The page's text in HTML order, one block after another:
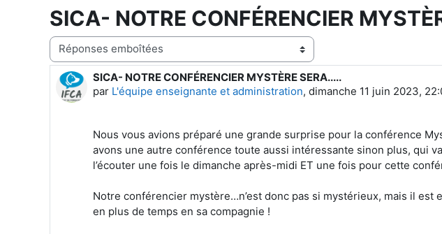
SICA- NOTRE CONFÉRENCIER
Type d’affichage
SICA- NOTRE CONFÉRENCIER MYSTÈRE SERA.....
par L'équipe enseignante et administration, dimanche 11 juin 2023,
Nombre de réponses : 0
Nous vous avions préparé une grande surprise pour la conférence
avons une autre conférence toute aussi intéressante sinon plus, qui
l’écouter une fois le dimanche après-midi ET une fois pour cette
Notre conférencier mystère…n’est donc pas si mystérieux, mais il est
en plus de temps en sa compagnie !